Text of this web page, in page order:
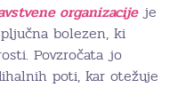
organizacije je
bolezen, ki
Povzročata jo
poti, kar otežuje